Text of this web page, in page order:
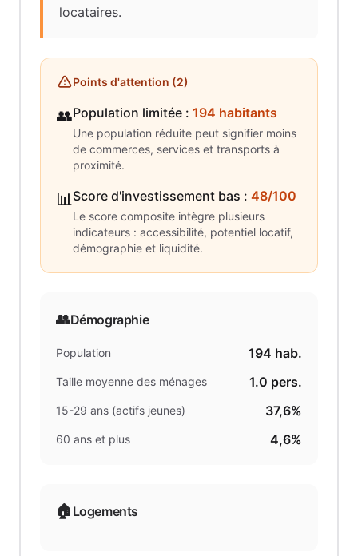
locataires.
Points d'attention (2)
👥Population limitée : 194 habitants
Une population réduite peut signifier moins
de commerces, services et transports à
proximité.
📊Score d'investissement bas : 48/100
Le score composite intègre plusieurs
indicateurs : accessibilité, potentiel locatif,
démographie et liquidité.
👥Démographie
Population 194 hab.
Taille moyenne des ménages 1.0 pers.
15-29 ans (actifs jeunes) 37,6%
60 ans et plus 4,6%
🏠 Logements